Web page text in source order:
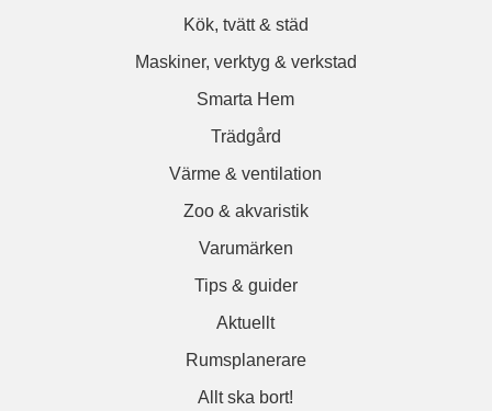
Kök, tvätt & städ
Maskiner, verktyg & verkstad
Smarta Hem
Trädgård
Värme & ventilation
Zoo & akvaristik
Varumärken
Tips & guider
Aktuellt
Rumsplanerare
Allt ska bort!